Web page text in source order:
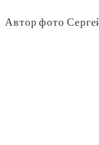
Автор фото